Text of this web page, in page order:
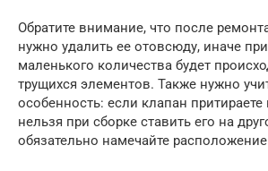
Обратите внимание, что после
нужно удалить ее отовсюду, иначе
маленького количества будет
трущихся элементов. Также нужно
особенность: если клапан
нельзя при сборке ставить его на
обязательно намечайте